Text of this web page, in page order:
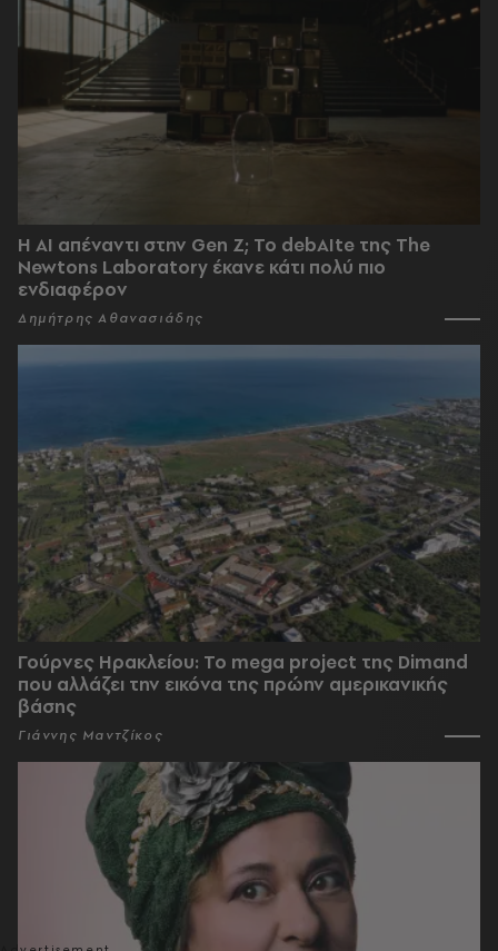
Η AI απέναντι στην Gen Z; Το debAIte της The
Newtons Laboratory έκανε κάτι πολύ πιο
ενδιαφέρον
Δημήτρης Αθανασιάδης
Γούρνες Ηρακλείου: To mega project της Dimand
που αλλάζει την εικόνα της πρώην αμερικανικής
βάσης
Γιάννης Μαντζίκος